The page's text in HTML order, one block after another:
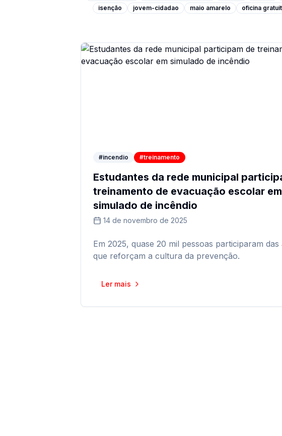
isenção
jovem-cidadao maio amarelo oficina
#incendio #treinamento
Estudantes da rede municipal
treinamento de evacuação escolar em
simulado de incêndio
14 de novembro de 2025
Em 2025, quase 20 mil pessoas participaram das
que reforçam a cultura da prevenção.
Ler mais